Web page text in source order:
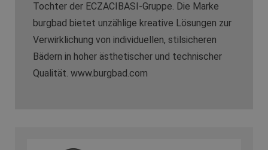
Tochter der ECZACIBASI­-Gruppe. Die Marke
burgbad bietet unzählige kreative Lösungen zur
Verwirklichung von individuellen, stilsicheren
Bädern in hoher ästhetischer und technischer
Qualität. www.burgbad.com